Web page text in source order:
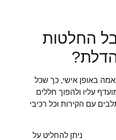
החלטות
אישי, כך שכל
ולהפוך חללים
הקירות וכל רכיבי
ניתן להחליט על